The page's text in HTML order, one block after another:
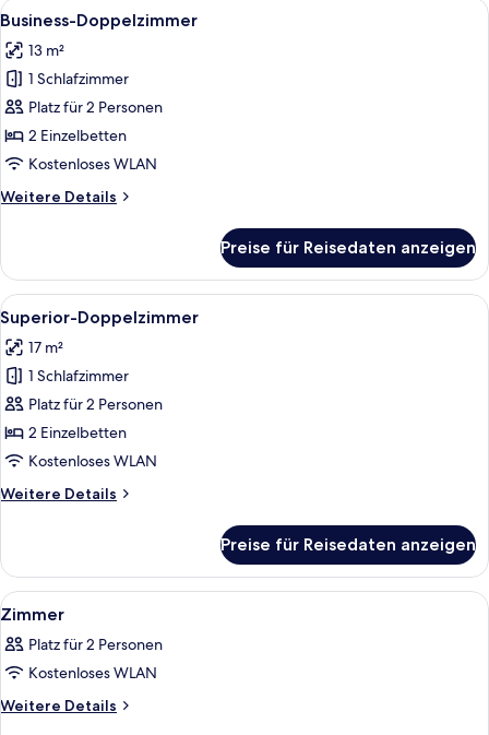
Alle
Fotos
für
Business-
Doppelzimmer
anzeigen
Ein Hotelzimmer mit Bett,
5
Business-Doppelzimmer
13 m²
1 Schlafzimmer
Platz für 2 Personen
2 Einzelbetten
Kostenloses WLAN
Weitere Details
Weitere
Doppelzimmer
Preise für Reisedaten anzeigen
Alle
Fotos
für
Superior-
Doppelzimmer
anzeigen
Ein Hotelzimmer mit einem Bett,
5
Superior-Doppelzimmer
17 m²
1 Schlafzimmer
Platz für 2 Personen
2 Einzelbetten
Kostenloses WLAN
Weitere Details
Weitere
Doppelzimmer
Preise für Reisedaten anzeigen
Alle
Fotos
für
Zimmer
anzeigen
Ein Hotelzimmer mit einem Bett,
10
Zimmer
Platz für 2 Personen
Kostenloses WLAN
Weitere Details
Weitere